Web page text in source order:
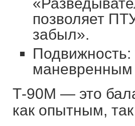
позволяет
забыл».
Т-90М — это
как опытным,